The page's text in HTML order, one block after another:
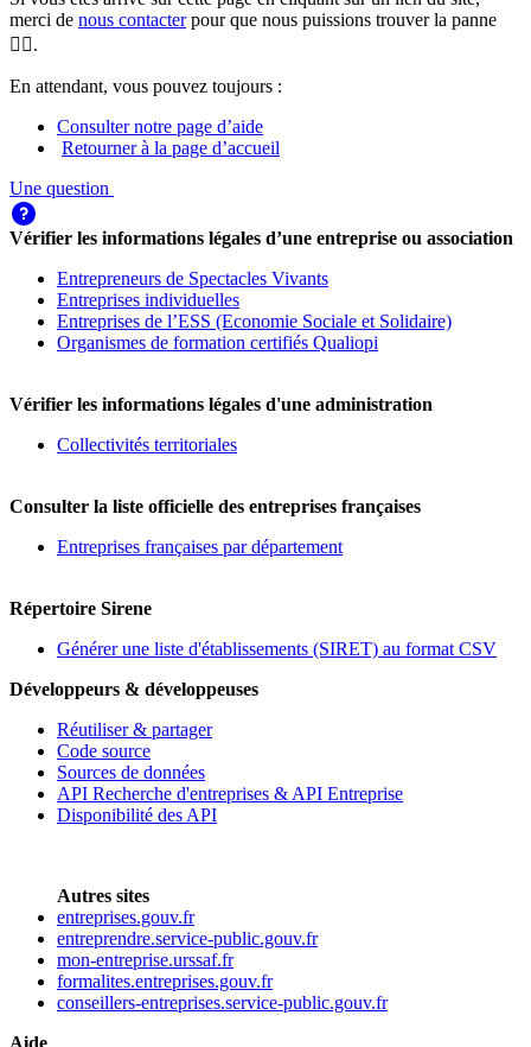
merci de nous contacterpour que nous puissions trouver la panne
🕵️‍♀️.
En attendant, vous pouvez toujours :
Consulter notre page d’aide
Retourner à la page d’accueil
Une question
Vérifier les informations légales d’une entreprise ou association
Entrepreneurs de Spectacles Vivants
Entreprises individuelles
Entreprises de l’ESS (Economie Sociale et Solidaire)
Organismes de formation certifiés Qualiopi
Vérifier les informations légales d'une administration
Collectivités territoriales
Consulter la liste officielle des entreprises françaises
Entreprises françaises par département
Répertoire Sirene
Générer une liste d'établissements (SIRET) au format CSV
Développeurs & développeuses
Réutiliser & partager
Code source
Sources de données
API Recherche d'entreprises & API Entreprise
Disponibilité des API
Autres sites
entreprises.gouv.fr
entreprendre.service-public.gouv.fr
mon-entreprise.urssaf.fr
formalites.entreprises.gouv.fr
conseillers-entreprises.service-public.gouv.fr
Aide